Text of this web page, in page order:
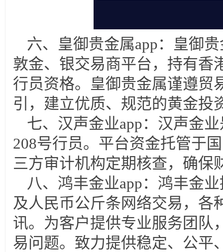
六、皇御贵金属app：皇御
敦金、银交易商平台，持有香
行员资格。皇御贵金属谨遵贸
引，建立优质、规范的黄金投
七、汉声金业app：汉声金
208号行员。平台资金托管于
三方审计机构定期核查，确保
八、鸿丰金业app：鸿丰金
及人民币公斤条网络交易，各
讯。为客户提供专业服务团队
易问题。致力提供稳定、公平